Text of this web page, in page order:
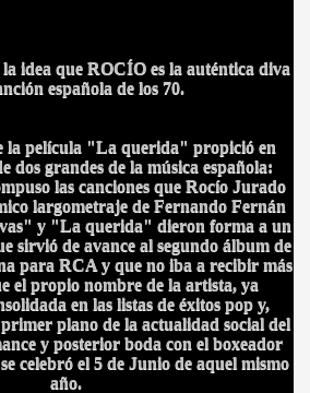
idea que ROCÍO es la auténtica diva
española de los 70.
la película "La querida" propició en
dos grandes de la música española:
las canciones que Rocío Jurado
largometraje de Fernando Fernán
y "La querida" dieron forma a un
sirvió de avance al segundo álbum de
para RCA y que no iba a recibir más
el propio nombre de la artista, ya
en las listas de éxitos pop y,
plano de la actualidad social del
y posterior boda con el boxeador
celebró el 5 de Junio de aquel mismo
año.